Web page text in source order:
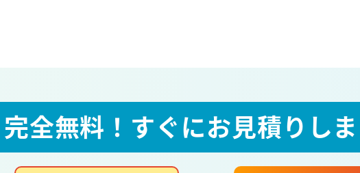
完全無料！ すぐにお見積りし